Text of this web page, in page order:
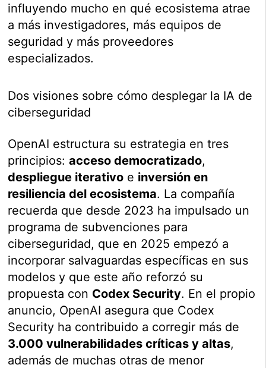
influyendo mucho en qué ecosistema atrae
a más investigadores, más equipos de
seguridad y más proveedores
especializados.
Dos visiones sobre cómo desplegar la IA de
ciberseguridad
OpenAI estructura su estrategia en tres
principios:acceso democratizado,
despliegue iterativo e inversión en
resiliencia del ecosistema. La compañía
recuerda que desde 2023 ha impulsado un
programa de subvenciones para
ciberseguridad, que en 2025 empezó a
incorporar salvaguardas específicas en sus
modelos y que este año reforzó su
propuesta con Codex Security. En el propio
anuncio, OpenAI asegura que Codex
Security ha contribuido a corregir más de
3.000 vulnerabilidades críticas y altas,
además de muchas otras de menor